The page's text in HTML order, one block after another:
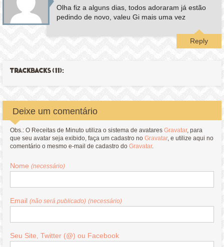
Olha fiz a alguns dias, todos adoraram já estão
pedindo de novo, valeu Gi mais uma vez
Reply
TRACKBACKS (11):
Deixe um comentário
Obs.: O Receitas de Minuto utiliza o sistema de avataresGravatar, para
que seu avatar seja exibido, faça um cadastro noGravatar, e utilize aqui no
comentário o mesmo e-mail de cadastro doGravatar.
Nome(necessário)
Email(não será publicado) (necessário)
Seu Site, Twitter (@) ou Facebook